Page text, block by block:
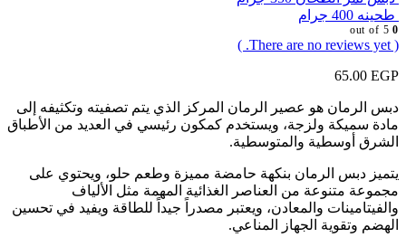
طحينه 400 جرام
0
out of 5
( There are no reviews yet. )
65.00 EGP
دبس الرمان هو عصير الرمان المركز الذي يتم تصفيته وتكثيفه إلى
مادة سميكة ولزجة، ويستخدم كمكون رئيسي في العديد من الأطباق
الشرق أوسطية والمتوسطية.
يتميز دبس الرمان بنكهة حامضة مميزة وطعم حلو، ويحتوي على
مجموعة متنوعة من العناصر الغذائية المهمة مثل الألياف
والفيتامينات والمعادن، ويعتبر مصدراً جيداً للطاقة ويفيد في تحسين
الهضم وتقوية الجهاز المناعي.